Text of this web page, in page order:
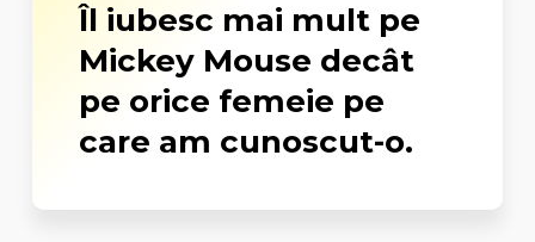
Îl iubesc mai mult pe
Mickey Mouse decât
pe orice femeie pe
care am cunoscut-o.